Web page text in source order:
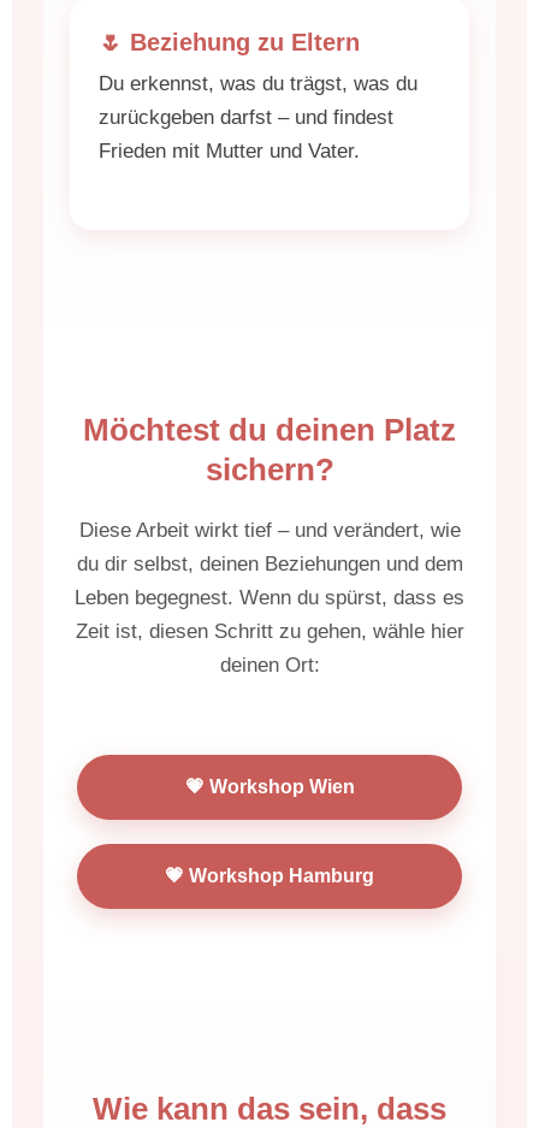
🌷 Beziehung zu Eltern
Du erkennst, was du trägst, was du
zurückgeben darfst – und findest
Frieden mit Mutter und Vater.
Möchtest du deinen Platz
sichern?
Diese Arbeit wirkt tief – und verändert, wie
du dir selbst, deinen Beziehungen und dem
Leben begegnest. Wenn du spürst, dass es
Zeit ist, diesen Schritt zu gehen, wähle hier
deinen Ort:
💗 Workshop Wien
💗 Workshop Hamburg
Wie kann das sein, dass